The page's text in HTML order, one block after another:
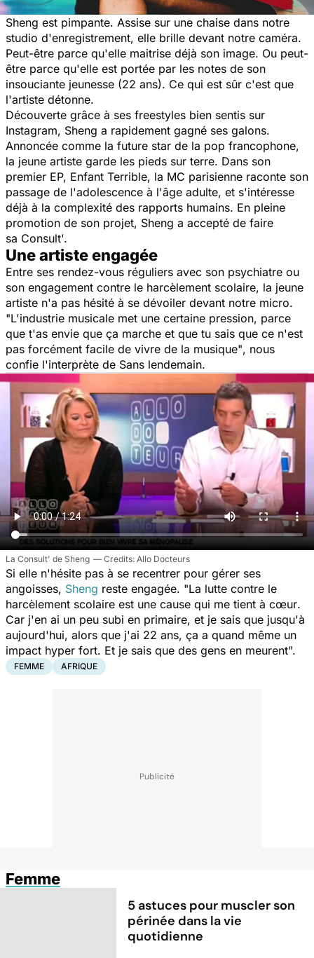
Sheng est pimpante. Assise sur une chaise dans notre
studio d'enregistrement, elle brille devant notre caméra.
Peut-être parce qu'elle maitrise déjà son image. Ou peut-
être parce qu'elle est portée par les notes de son
insouciante jeunesse (22 ans). Ce qui est sûr c'est que
l'artiste détonne.
Découverte grâce à ses freestyles bien sentis sur
Instagram, Sheng a rapidement gagné ses galons.
Annoncée comme la future star de la pop francophone,
la jeune artiste garde les pieds sur terre. Dans son
premier EP, Enfant Terrible, la MC parisienne raconte son
passage de l'adolescence à l'âge adulte, et s'intéresse
déjà à la complexité des rapports humains. En pleine
promotion de son projet, Sheng a accepté de faire
sa Consult'.
Une artiste engagée
Entre ses rendez-vous réguliers avec son psychiatre ou
son engagement contre le harcèlement scolaire, la jeune
artiste n'a pas hésité à se dévoiler devant notre micro.
"L'industrie musicale met une certaine pression, parce
que t'as envie que ça marche et que tu sais que ce n'est
pas forcément facile de vivre de la musique", nous
confie l'interprète de Sans lendemain.
La Consult' de Sheng Allo Docteurs
Si elle n'hésite pas à se recentrer pour gérer ses
angoisses, Sheng reste engagée. "La lutte contre le
harcèlement scolaire est une cause qui me tient à cœur.
Car j'en ai un peu subi en primaire, et je sais que jusqu'à
aujourd'hui, alors que j'ai 22 ans, ça a quand même un
impact hyper fort. Et je sais que des gens en meurent".
FEMME AFRIQUE
Femme
5 astuces pour muscler son
périnée dans la vie
quotidienne